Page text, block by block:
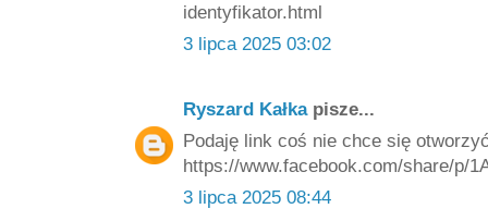
identyfikator.html
3 lipca 2025 03:02
Ryszard Kałkapisze...
Podaję link coś nie chce się
https://www.facebook.com/share/p/
3 lipca 2025 08:44